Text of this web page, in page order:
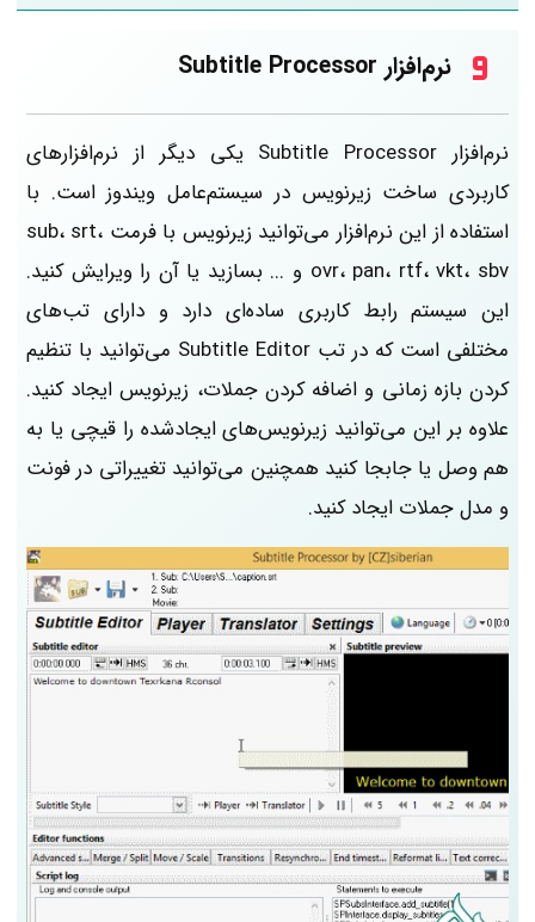
نرم‌افزار Subtitle Processor
نرم‌افزار Subtitle Processor یکی دیگر از نرم‌افزارهای
کاربردی ساخت زیرنویس در سیستم‌عامل ویندوز است. با
استفاده از این نرم‌افزار می‌توانید زیرنویس‌ با فرمت sub، srt،
ovr، pan، rtf، vkt، sbv و ... بسازید یا آن را ویرایش کنید.
این سیستم رابط کاربری ساده‌ای دارد و دارای تب‌های
مختلفی است که در تب Subtitle Editor می‌توانید با تنظیم
کردن بازه زمانی و اضافه کردن جملات، زیرنویس‌ ایجاد کنید.
علاوه بر این می‌توانید زیرنویس‌های ایجادشده را قیچی یا به
هم وصل یا جابجا کنید همچنین می‌توانید تغییراتی در فونت
و مدل جملات ایجاد کنید.